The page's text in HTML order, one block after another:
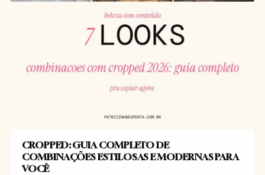
CROPPED: GUIA COMPLETO DE
COMBINAÇÕES ESTILOSAS E MODERNAS PARA
VOCÊ